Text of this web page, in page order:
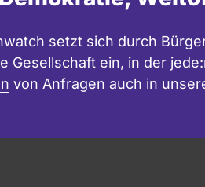
setzt sich durch
Gesellschaft ein, in der
von Anfragen auch in